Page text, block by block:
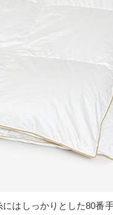
はしっかりとした80番